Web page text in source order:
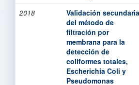
2018
Validación secundaria
del método de
filtración por
membrana para la
detección de
coliformes totales,
Escherichia Coli y
Pseudomonas